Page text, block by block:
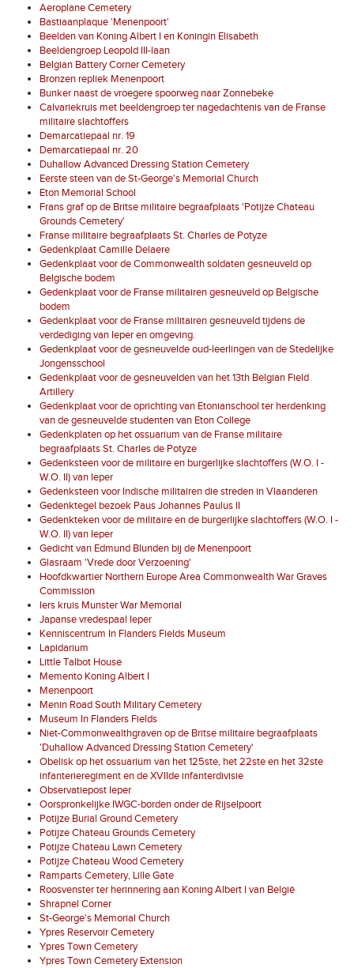
Aeroplane Cemetery
Bastiaanplaque 'Menenpoort'
Beelden van Koning Albert I en Koningin Elisabeth
Beeldengroep Leopold III-laan
Belgian Battery Corner Cemetery
Bronzen repliek Menenpoort
Bunker naast de vroegere spoorweg naar Zonnebeke
Calvariekruis met beeldengroep ter nagedachtenis van de Franse
militaire slachtoffers
Demarcatiepaal nr. 19
Demarcatiepaal nr. 20
Duhallow Advanced Dressing Station Cemetery
Eerste steen van de St-George's Memorial Church
Eton Memorial School
Frans graf op de Britse militaire begraafplaats 'Potijze Chateau
Grounds Cemetery'
Franse militaire begraafplaats St. Charles de Potyze
Gedenkplaat Camille Delaere
Gedenkplaat voor de Commonwealth soldaten gesneuveld op
Belgische bodem
Gedenkplaat voor de Franse militairen gesneuveld op Belgische
bodem
Gedenkplaat voor de Franse militairen gesneuveld tijdens de
verdediging van Ieper en omgeving.
Gedenkplaat voor de gesneuvelde oud-leerlingen van de Stedelijke
Jongensschool
Gedenkplaat voor de gesneuvelden van het 13th Belgian Field
Artillery
Gedenkplaat voor de oprichting van Etonianschool ter herdenking
van de gesneuvelde studenten van Eton College
Gedenkplaten op het ossuarium van de Franse militaire
begraafplaats St. Charles de Potyze
Gedenksteen voor de militaire en burgerlijke slachtoffers (W.O. I -
W.O. II) van Ieper
Gedenksteen voor Indische militairen die streden in Vlaanderen
Gedenktegel bezoek Paus Johannes Paulus II
Gedenkteken voor de militaire en de burgerlijke slachtoffers (W.O. I -
W.O. II) van Ieper
Gedicht van Edmund Blunden bij de Menenpoort
Glasraam 'Vrede door Verzoening'
Hoofdkwartier Northern Europe Area Commonwealth War Graves
Commission
Iers kruis Munster War Memorial
Japanse vredespaal Ieper
Kenniscentrum In Flanders Fields Museum
Lapidarium
Little Talbot House
Memento Koning Albert I
Menenpoort
Menin Road South Military Cemetery
Museum In Flanders Fields
Niet-Commonwealthgraven op de Britse militaire begraafplaats
'Duhallow Advanced Dressing Station Cemetery'
Obelisk op het ossuarium van het 125ste, het 22ste en het 32ste
infanterieregiment en de XVIIde infanterdivisie
Observatiepost Ieper
Oorspronkelijke IWGC-borden onder de Rijselpoort
Potijze Burial Ground Cemetery
Potijze Chateau Grounds Cemetery
Potijze Chateau Lawn Cemetery
Potijze Chateau Wood Cemetery
Ramparts Cemetery, Lille Gate
Roosvenster ter herinnering aan Koning Albert I van België
Shrapnel Corner
St-George's Memorial Church
Ypres Reservoir Cemetery
Ypres Town Cemetery
Ypres Town Cemetery Extension